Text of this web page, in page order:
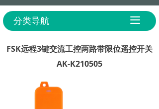
分类导航 끀
FSK远程3键交流工控两路带限位遥控开关
AK-K210505